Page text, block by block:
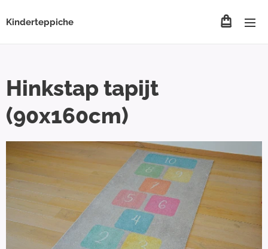
Kinderteppiche
Hinkstap tapijt
(90x160cm)